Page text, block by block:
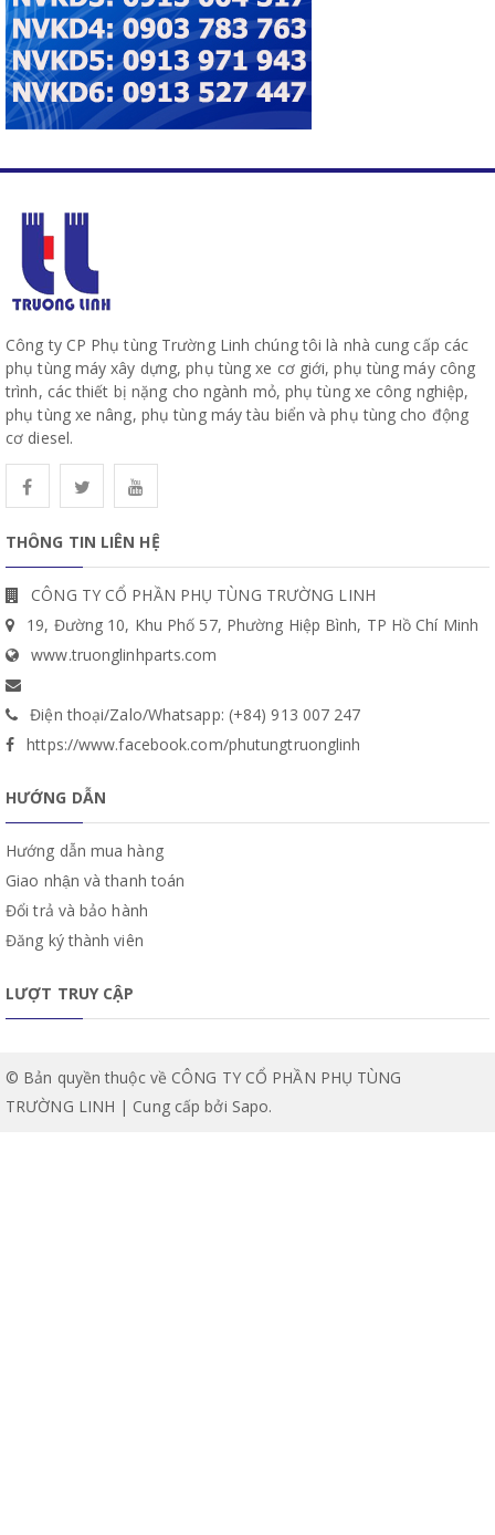
Công ty CP Phụ tùng Trường Linh chúng tôi là nhà cung cấp các
phụ tùng máy xây dựng, phụ tùng xe cơ giới, phụ tùng máy công
trình, các thiết bị nặng cho ngành mỏ, phụ tùng xe công nghiệp,
phụ tùng xe nâng, phụ tùng máy tàu biển và phụ tùng cho động
cơ diesel.
THÔNG TIN LIÊN HỆ
CÔNG TY CỔ PHẦN PHỤ TÙNG TRƯỜNG LINH
19, Đường 10, Khu Phố 57, Phường Hiệp Bình, TP Hồ Chí Minh
www.truonglinhparts.com
Điện thoại/Zalo/Whatsapp: (+84) 913 007 247
https://www.facebook.com/phutungtruonglinh
HƯỚNG DẪN
Hướng dẫn mua hàng
Giao nhận và thanh toán
Đổi trả và bảo hành
Đăng ký thành viên
LƯỢT TRUY CẬP
© Bản quyền thuộc về CÔNG TY CỔ PHẦN PHỤ TÙNG
TRƯỜNG LINH | Cung cấp bởi Sapo.